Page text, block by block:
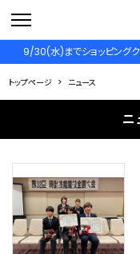
9/30(水)までショッピング
トップページ ニュース
ニ